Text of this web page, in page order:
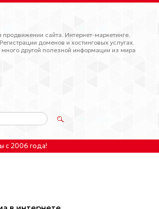
сайта. Интернет-маркетинге.
доменов и хостинговых услугах.
другой полезной информации из мира
с 2006 года!